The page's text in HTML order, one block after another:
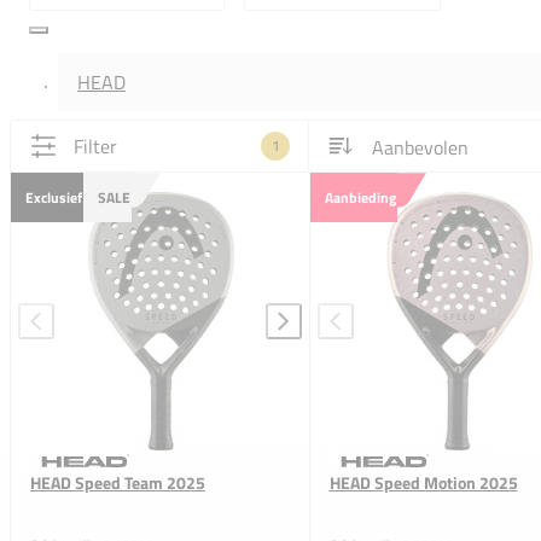
HEAD
Filter 1
Exclusief SALE
HEAD Speed Team 2025
Aanbieding
HEAD Speed Motion 2025